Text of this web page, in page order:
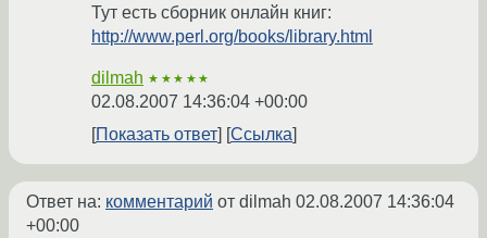
Тут есть сборник онлайн книг:
http://www.perl.org/books/library.html
dilmah ★★★★★
02.08.2007 14:36:04 +00:00
Показать ответ
Ссылка
Ответ на: комментарий от dilmah 02.08.2007 14:36:04
+00:00